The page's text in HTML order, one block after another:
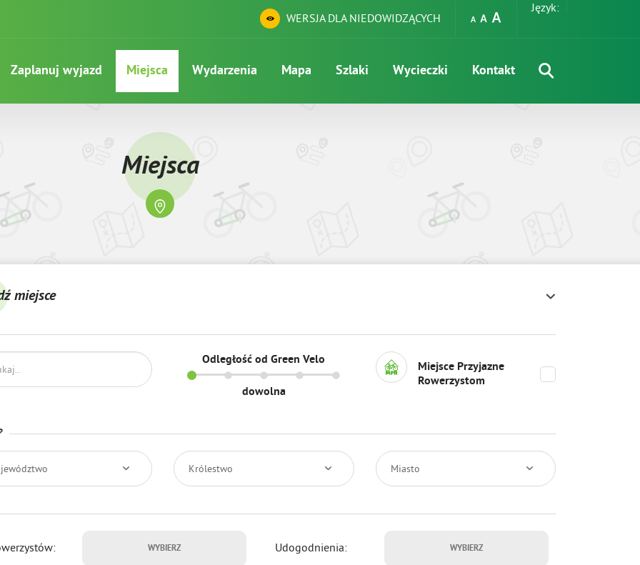
Język:
WERSJA DLA NIEDOWIDZĄCYCH
Zaplanuj wyjazd Miejsca Wydarzenia Mapa Szlaki Wycieczki Kontakt
Miejsca
miejsce
Odległość od Green Velo
dowolna
Miejsce Przyjazne
Rowerzystom
Królestwo Miasto
WYBIERZ Udogodnienia: WYBIERZ